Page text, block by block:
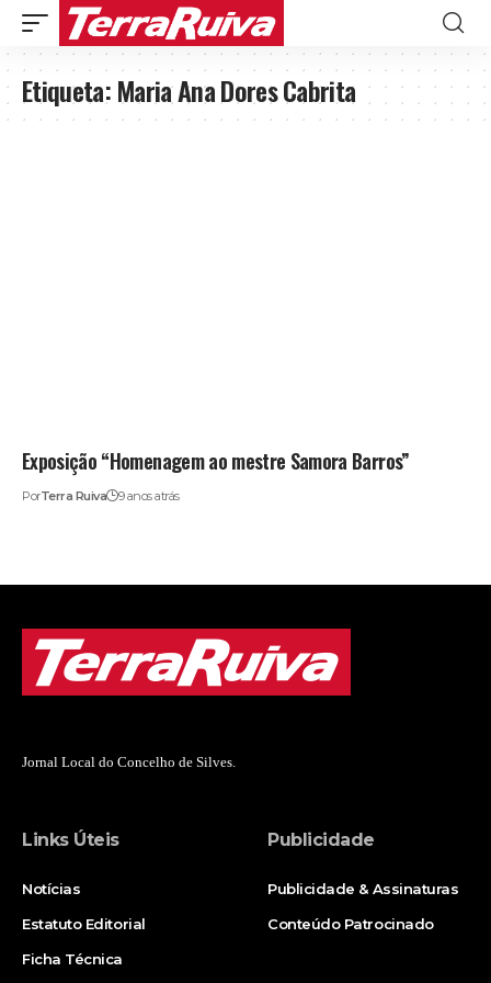
Etiqueta:Maria Ana Dores Cabrita
Exposição “Homenagem ao mestre Samora Barros”
PorTerra Ruiva 9 anos atrás
Jornal Local do Concelho de Silves.
Links Úteis
Notícias
Estatuto Editorial
Ficha Técnica
Publicidade
Publicidade & Assinaturas
Conteúdo Patrocinado